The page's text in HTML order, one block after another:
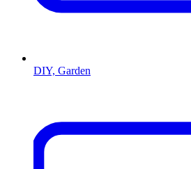
DIY, Garden